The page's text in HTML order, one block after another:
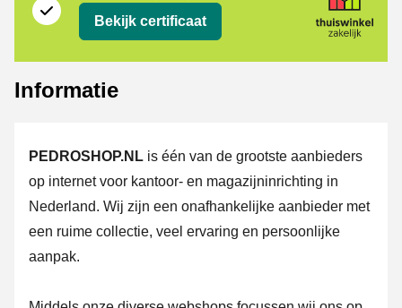
Bekijk certificaat
Informatie
PEDROSHOP.NL is één van de grootste aanbieders
op internet voor kantoor- en magazijninrichting in
Nederland. Wij zijn een onafhankelijke aanbieder met
een ruime collectie, veel ervaring en persoonlijke
aanpak.